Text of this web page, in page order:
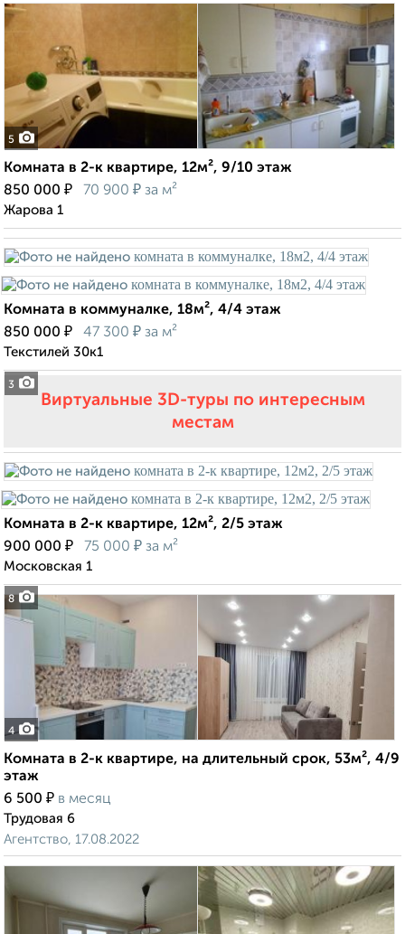
5
Комната в 2-к квартире, 12м², 9/10 этаж
850 000 ₽ 70 900 ₽ за м²
Жарова 1
3
Комната в коммуналке, 18м², 4/4 этаж
850 000 ₽ 47 300 ₽ за м²
Текстилей 30к1
Виртуальные 3D-туры по интересным
местам
8
Комната в 2-к квартире, 12м², 2/5 этаж
900 000 ₽ 75 000 ₽ за м²
Московская 1
4
Комната в 2-к квартире, на длительный срок, 53м², 4/9
этаж
6 500 ₽ в месяц
Трудовая 6
Агентство, 17.08.2022